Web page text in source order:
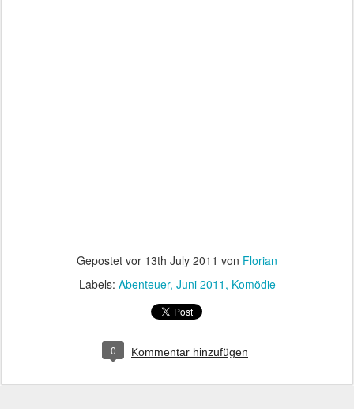
Gepostet vor 13th July 2011 von Florian
Labels: Abenteuer Juni 2011 Komödie
0 Kommentar hinzufügen